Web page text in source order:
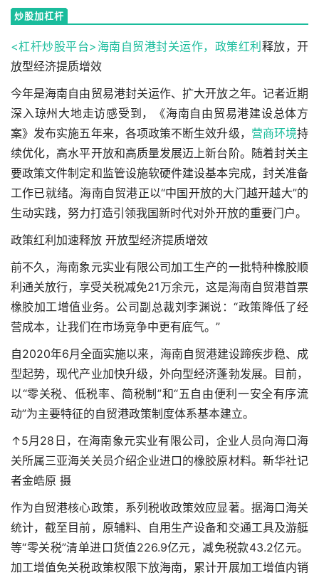
炒股加杠杆
<杠杆炒股平台>海南自贸港封关运作， 政策红利 释放，开
放型经济提质增效
今年是海南自由贸易港封关运作、扩大开放之年。记者近期
深入琼州大地走访感受到，《海南自由贸易港建设总体方
案》发布实施五年来，各项政策不断生效升级， 营商环境持
续优化，高水平开放和高质量发展迈上新台阶。随着封关主
要政策文件制定和监管设施软硬件建设基本完成，封关准备
工作已就绪。海南自贸港正以“中国开放的大门越开越大”的
生动实践，努力打造引领我国新时代对外开放的重要门户。
政策红利加速释放 开放型经济提质增效
前不久，海南象元实业有限公司加工生产的一批特种橡胶顺
利通关放行，享受关税减免21万余元，这是海南自贸港首票
橡胶加工增值业务。公司副总裁刘李渊说：“政策降低了经
营成本，让我们在市场竞争中更有底气。”
自2020年6月全面实施以来，海南自贸港建设蹄疾步稳、成
型起势，现代产业加快升级，外向型经济蓬勃发展。目前，
以“零关税、低税率、简税制”和“五自由便利一安全有序流
动”为主要特征的自贸港政策制度体系基本建立。
↑5月28日，在海南象元实业有限公司，企业人员向海口海
关所属三亚海关关员介绍企业进口的橡胶原材料。新华社记
者金皓原 摄
作为自贸港核心政策，系列税收政策效应显著。据海口海关
统计，截至目前，原辅料、自用生产设备和交通工具及游艇
等“零关税”清单进口货值226.9亿元，减免税款43.2亿元。
加工增值免关税政策权限下放海南，累计开展加工增值内销